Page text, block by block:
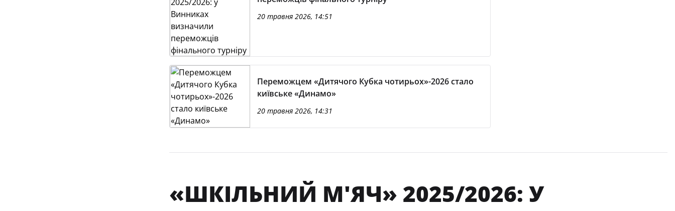
20 травня 2026, 14:51
Переможцем «Дитячого Кубка чотирьох»-2026 стало
київське «Динамо»
20 травня 2026, 14:31
«ШКІЛЬНИЙ М'ЯЧ» 2025/2026: У